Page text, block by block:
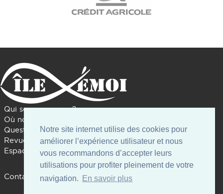
Notre site internet utilise des cookies pour
améliorer l’expérience utilisateur et nous
vous recommandons d’accepter leurs
utilisations pour profiter pleinement de votre
navigation.
En savoir plus
Qui sommes nous ?
Où nous trouver ?
Questions diverses
Revue de presse
Espace presse
Contact